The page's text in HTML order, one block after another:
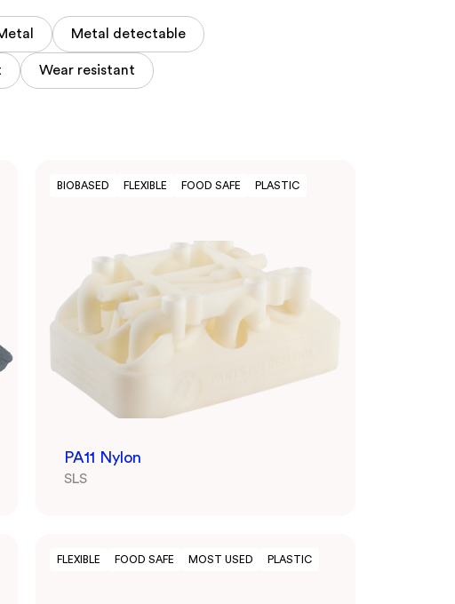
Metal detectable
Wear resistant
BIOBASED FLEXIBLE FOOD SAFE PLASTIC
PA11 Nylon
SLS
FLEXIBLE FOOD SAFE MOST USED PLASTIC